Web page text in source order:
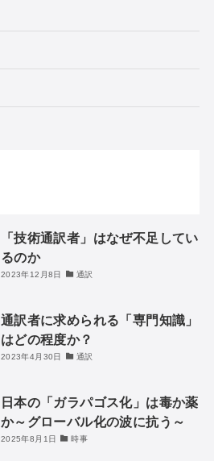
「技術通訳者」はなぜ不足してい
るのか
2023年12月8日 通訳
通訳者に求められる「専門知識」
はどの程度か？
2023年4月30日 通訳
日本の「ガラパゴス化」は毒か薬
か～グローバル化の波に抗う～
2025年8月1日 時事